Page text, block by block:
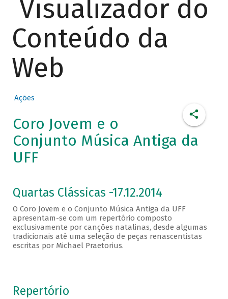
Visualizador do
Conteúdo da
Web
Ações
Coro Jovem e o
Conjunto Música Antiga da
UFF
Quartas Clássicas -17.12.2014
O Coro Jovem e o Conjunto Música Antiga da UFF
apresentam-se com um repertório composto
exclusivamente por canções natalinas, desde algumas
tradicionais até uma seleção de peças renascentistas
escritas por Michael Praetorius.
Repertório